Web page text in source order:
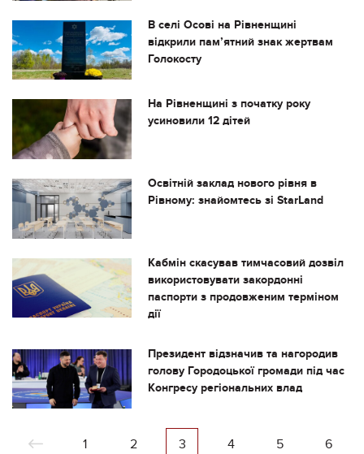
В селі Осові на Рівненщині
відкрили пам’ятний знак жертвам
Голокосту
На Рівненщині з початку року
усиновили 12 дітей
Освітній заклад нового рівня в
Рівному: знайомтесь зі StarLand
Кабмін скасував тимчасовий дозвіл
використовувати закордонні
паспорти з продовженим терміном
дії
Президент відзначив та нагородив
голову Городоцької громади під час
Конгресу регіональних влад
1 2 3 4 5
6